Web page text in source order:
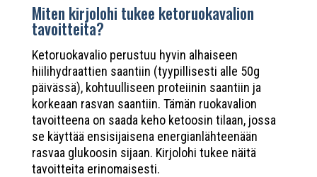
Miten kirjolohi tukee ketoruokavalion
tavoitteita?
Ketoruokavalio perustuu hyvin alhaiseen
hiilihydraattien saantiin (tyypillisesti alle 50g
päivässä), kohtuulliseen proteiinin saantiin ja
korkeaan rasvan saantiin. Tämän ruokavalion
tavoitteena on saada keho ketoosin tilaan, jossa
se käyttää ensisijaisena energianlähteenään
rasvaa glukoosin sijaan. Kirjolohi tukee näitä
tavoitteita erinomaisesti.